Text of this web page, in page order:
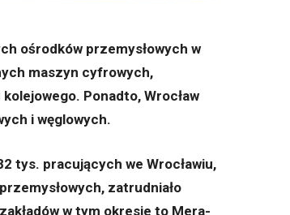
ośrodków przemysłowych w
maszyn cyfrowych,
Ponadto, Wrocław
i węglowych.
tys. pracujących we Wrocławiu,
zatrudniało
w tym okresie to Mera-